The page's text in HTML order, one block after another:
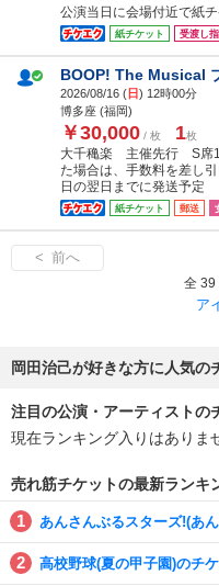
公演当日に会場付近で紙
紙チケット 受渡し
BOOP! The Musical
2026/08/16 (日) 12時00分
博多座 (福岡)
￥30,000 / 枚 1枚
大千穐楽 主催先行 S席
た場合は、手数料を差し
日の翌日までに発送予定
紙チケット 郵送
< 前へ
全
ア
岡田治己が好きな方に人気の
注目の公演・アーティストの
現在ランキング入りはありま
売れ筋チケットの最新ランキ
あんさんぶるスターズ!(あ
高校野球(夏の甲子園)のチ